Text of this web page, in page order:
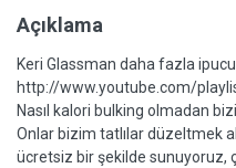
Açıklama
Keri Glassman daha fazla ipucu
http://www.youtube.com/
Nasıl kalori bulking olmadan
Onlar bizim tatlılar düzeltmek
ücretsiz bir şekilde sunuyoruz,